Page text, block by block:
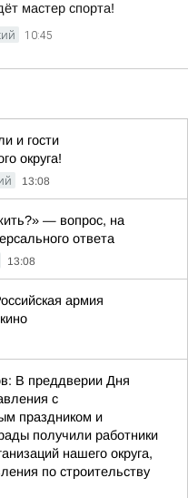
мастер спорта!
10:45
и гости
округа!
13:08
— вопрос, на
ответа
13:08
армия
В преддверии Дня
с
праздником и
получили работники
нашего округа,
по строительству